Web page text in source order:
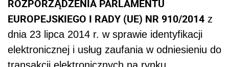
ROZPORZĄDZENIA PARLAMENTU
EUROPEJSKIEGO I RADY (UE) NR 910/2014 z
dnia 23 lipca 2014 r. w sprawie identyfikacji
elektronicznej i usług zaufania w odniesieniu do